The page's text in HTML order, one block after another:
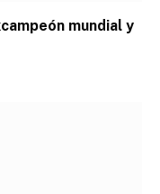
mundial y